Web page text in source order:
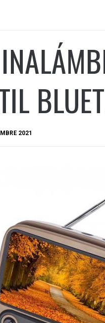
2021